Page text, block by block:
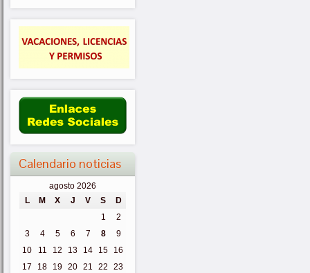
Calendario noticias
agosto 2026
L
M X J V S
D
1
2
3
4 5 6 7 8
9
10
11 12 13 14 15
16
17
18 19 20 21 22
23